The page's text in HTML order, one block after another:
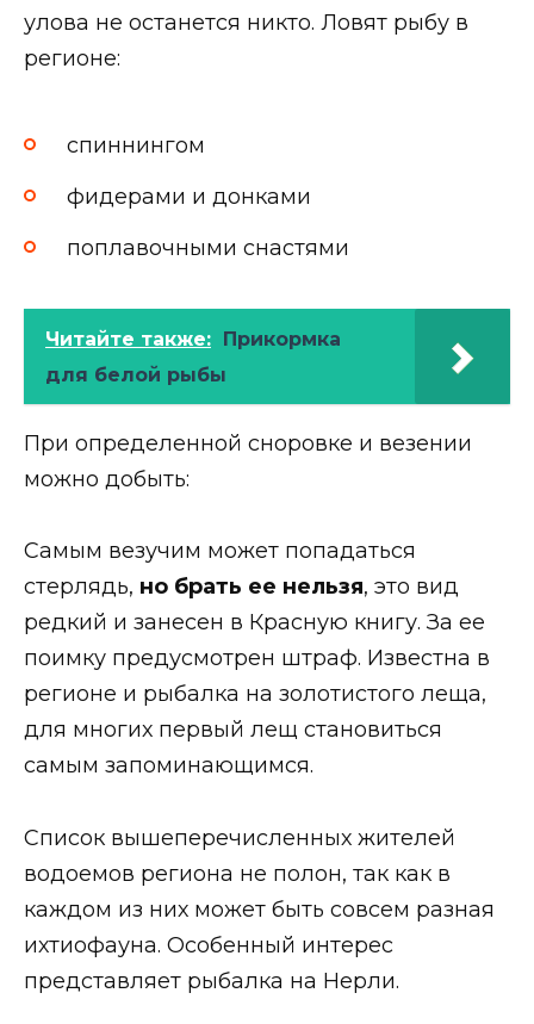
улова не останется никто. Ловят рыбу в
регионе:
спиннингом
фидерами и донками
поплавочными снастями
Читайте также: Прикормка
для белой рыбы
При определенной сноровке и везении
можно добыть:
Самым везучим может попадаться
стерлядь, но брать ее нельзя, это вид
редкий и занесен в Красную книгу. За ее
поимку предусмотрен штраф. Известна в
регионе и рыбалка на золотистого леща,
для многих первый лещ становиться
самым запоминающимся.
Список вышеперечисленных жителей
водоемов региона не полон, так как в
каждом из них может быть совсем разная
ихтиофауна. Особенный интерес
представляет рыбалка на Нерли.